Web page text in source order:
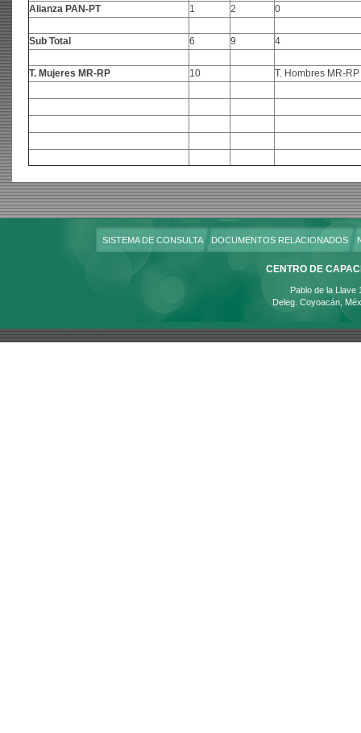
Alianza PAN-PT
1 2 0
Sub Total 6 9 4
T. Mujeres MR-RP 10 T. Hombres MR-RP
SISTEMA DE CONSULTA DOCUMENTOS RELACIONADOS
CENTRO DE
Pablo de la Llave
Deleg. Coyoacán,